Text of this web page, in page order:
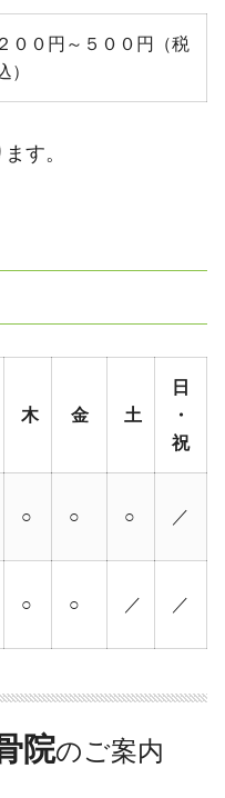
２００円～５００円（税
）
す。
木 金 土
日
・
祝
○ ○ ○ ／
○ ○ ／ ／
院